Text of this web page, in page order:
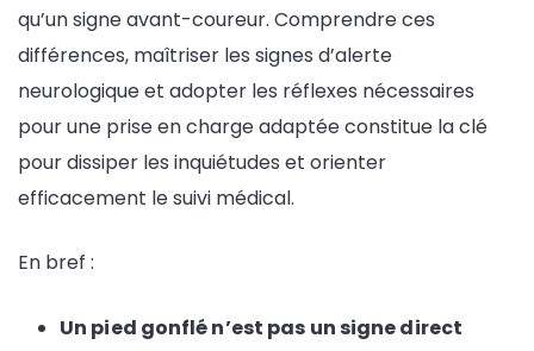
qu’un signe avant-coureur. Comprendre ces
différences, maîtriser les signes d’alerte
neurologique et adopter les réflexes nécessaires
pour une prise en charge adaptée constitue la clé
pour dissiper les inquiétudes et orienter
efficacement le suivi médical.
En bref :
Un pied gonflé n’est pas un signe direct